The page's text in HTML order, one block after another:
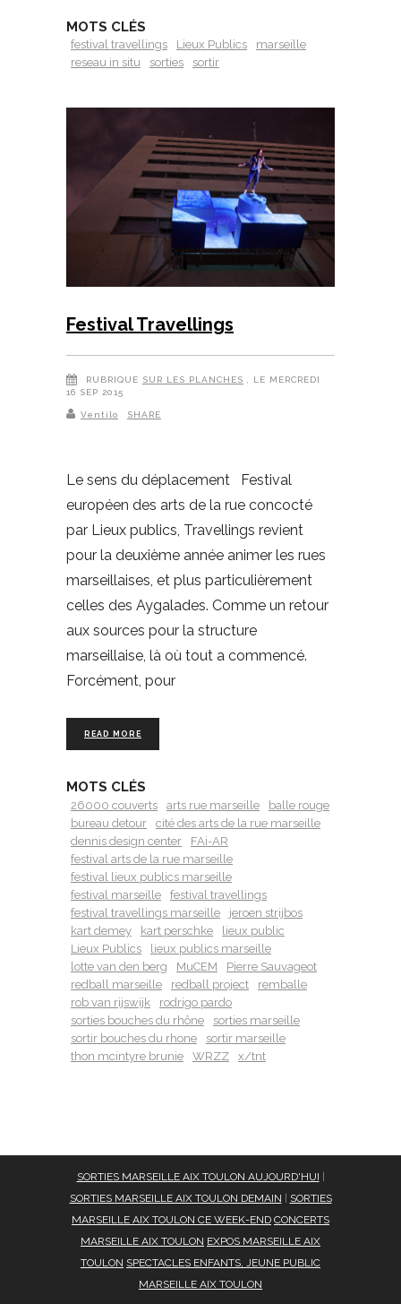
MOTS CLÉS
festival travellings Lieux Publics
marseille
reseau in situ
sorties sortir
Festival Travellings
RUBRIQUE SUR LES PLANCHES , LE MERCREDI
16 SEP 2015
Ventilo SHARE
Le sens du déplacement Festival
européen des arts de la rue concocté
par Lieux publics, Travellings revient
pour la deuxième année animer les rues
marseillaises, et plus particulièrement
celles des Aygalades. Comme un retour
aux sources pour la structure
marseillaise, là où tout a commencé.
Forcément, pour
READ MORE
MOTS CLÉS
26000 couverts arts rue marseille
balle rouge
bureau detour
cité des arts de la rue marseille
dennis design center
FAi-AR
festival arts de la rue marseille
festival lieux publics marseille
festival marseille
festival travellings
festival travellings marseille
jeroen strijbos
kart demey
kart perschke
lieux public
Lieux Publics
lieux publics marseille
lotte van den berg
MuCEM
Pierre Sauvageot
redball marseille
redball project
remballe
rob van rijswijk
rodrigo pardo
sorties bouches du rhône
sorties marseille
sortir bouches du rhone
sortir marseille
thon mcintyre brunie
WRZZ x/tnt
SORTIES MARSEILLE AIX TOULON AUJOURD'HUI |
SORTIES MARSEILLE AIX TOULON DEMAIN | SORTIES
MARSEILLE AIX TOULON CE WEEK-END CONCERTS
MARSEILLE AIX TOULON EXPOS MARSEILLE AIX
TOULON SPECTACLES ENFANTS, JEUNE PUBLIC
MARSEILLE AIX TOULON